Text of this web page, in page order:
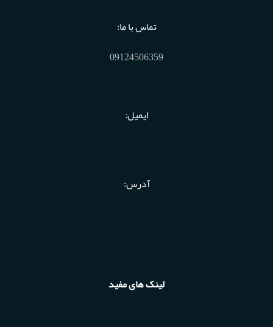
تماس با ما:
09124506359
ایمیل:
آدرس:
لینک های مفید